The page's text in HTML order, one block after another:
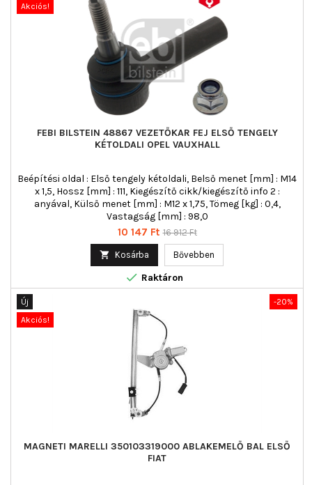
Akciós!
FEBI BILSTEIN 48867 VEZETŐKAR FEJ ELSŐ TENGELY
KÉTOLDALI OPEL VAUXHALL
Beépítési oldal : Első tengely kétoldali, Belső menet [mm] : M14
x 1,5, Hossz [mm] : 111, Kiegészítő cikk/kiegészítő info 2 :
anyával, Külső menet [mm] : M12 x 1,75, Tömeg [kg] : 0,4,
Vastagság [mm] : 98,0
Ár
10 147 Ft Normál
16 912 Ft
 Kosárba Bővebben
 Raktáron
-20%
Új
Akciós!
MAGNETI MARELLI 350103319000 ABLAKEMELŐ BAL ELSŐ
FIAT